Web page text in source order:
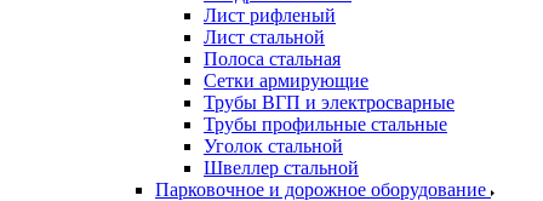
Лист рифленый
Лист стальной
Полоса стальная
Сетки армирующие
Трубы ВГП и электросварные
Трубы профильные стальные
Уголок стальной
Швеллер стальной
Парковочное и дорожное оборудование